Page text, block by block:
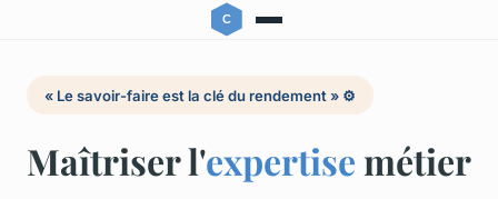
« Le savoir-faire est la clé du rendement » ⚙️
Maîtriser l'expertisemétier